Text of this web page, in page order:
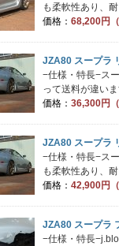
も柔軟性あり、
価格： 68,200円（
JZA80 スープラ
−仕様・特長−ス
って送料が違い
価格： 36,300円（
JZA80 スープラ
−仕様・特長−ス
も柔軟性あり、
価格： 42,900円（
JZA80 スープラ
−仕様・特長